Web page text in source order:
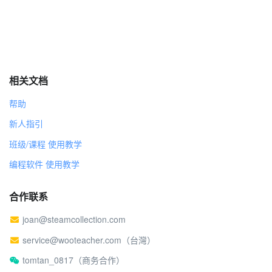
相关文档
帮助
新人指引
班级/课程 使用教学
编程软件 使用教学
合作联系
joan@steamcollection.com
service@wooteacher.com（台灣）
tomtan_0817（商务合作）